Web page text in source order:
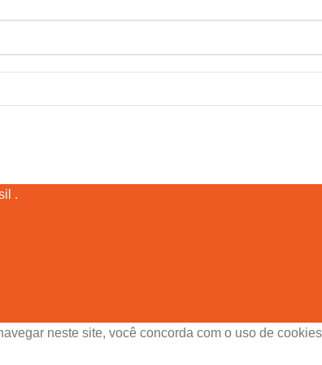
.
neste site, você concorda com o uso de